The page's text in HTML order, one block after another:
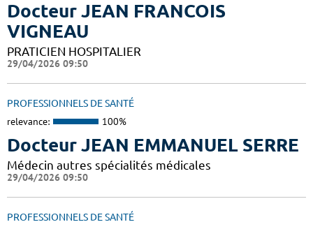
Docteur JEAN FRANCOIS
VIGNEAU
PRATICIEN HOSPITALIER
29/04/2026 09:50
PROFESSIONNELS DE SANTÉ
relevance: 100%
Docteur JEAN EMMANUEL SERRE
Médecin autres spécialités médicales
29/04/2026 09:50
PROFESSIONNELS DE SANTÉ